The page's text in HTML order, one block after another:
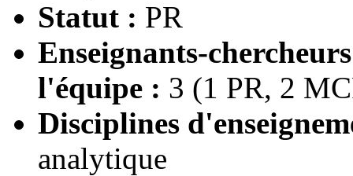
Statut : PR
Enseignants-
l'équipe : 3 (1 PR, 2
Disciplines
analytique